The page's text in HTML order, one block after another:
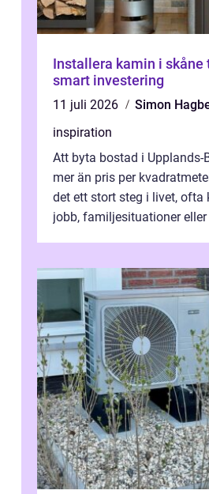
Installera kamin i skåne trygg värme,
smart investering
11 juli 2026
Simon
inspiration
Att byta bostad i Upplands-
mer än pris per
det ett stort steg i livet, ofta
jobb, familjesituationer